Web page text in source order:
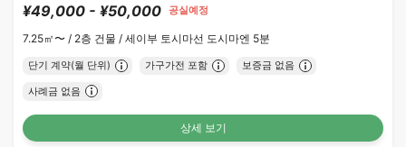
¥49,000 - ¥50,000 공실예정
7.25㎡〜 / 2층 건물 / 세이부 토시마선 도시마엔 5분
단기 계약(월 단위) 가구가전 포함 보증금 없음
사례금 없음
상세 보기